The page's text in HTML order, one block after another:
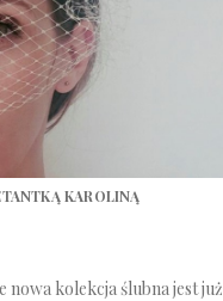
KAROLINĄ
nowa kolekcja ślubna jest już